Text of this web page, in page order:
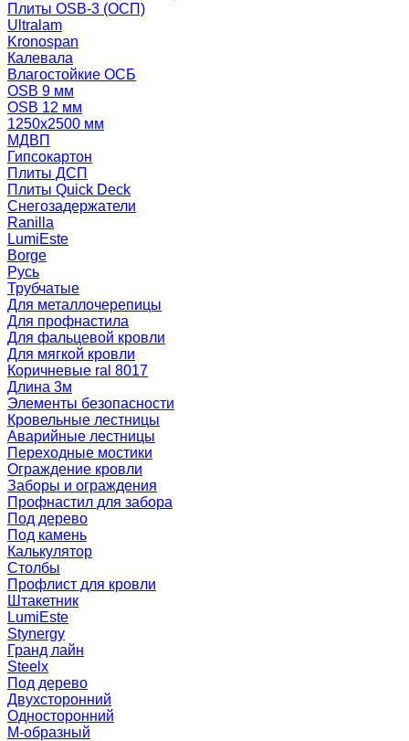
Плиты OSB-3 (ОСП)
Ultralam
Kronospan
Калевала
Влагостойкие ОСБ
OSB 9 мм
OSB 12 мм
1250х2500 мм
МДВП
Гипсокартон
Плиты ДСП
Плиты Quick Deck
Снегозадержатели
Ranilla
LumiEste
Borge
Русь
Трубчатые
Для металлочерепицы
Для профнастила
Для фальцевой кровли
Для мягкой кровли
Коричневые ral 8017
Длина 3м
Элементы безопасности
Кровельные лестницы
Аварийные лестницы
Переходные мостики
Ограждение кровли
Заборы и ограждения
Профнастил для забора
Под дерево
Под камень
Калькулятор
Столбы
Профлист для кровли
Штакетник
LumiEste
Stynergy
Гранд лайн
Steelx
Под дерево
Двухсторонний
Односторонний
М-образный